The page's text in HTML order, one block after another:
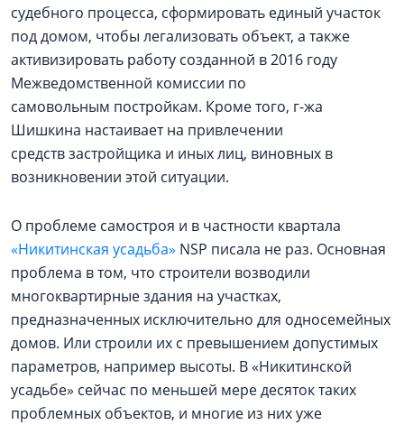
судебного процесса, сформировать единый участок
под домом, чтобы легализовать объект, а также
активизировать работу созданной в 2016 году
Межведомственной комиссии по
самовольным постройкам. Кроме того, г-жа
Шишкина настаивает на привлечении
средств застройщика и иных лиц, виновных в
возникновении этой ситуации.
О проблеме самостроя и в частности квартала
«Никитинская усадьба» NSP писала не раз. Основная
проблема в том, что строители возводили
многоквартирные здания на участках,
предназначенных исключительно для односемейных
домов. Или строили их с превышением допустимых
параметров, например высоты. В «Никитинской
усадьбе» сейчас по меньшей мере десяток таких
проблемных объектов, и многие из них уже